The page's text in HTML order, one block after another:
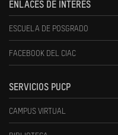
ENLACES DE INTERÉS
ESCUELA DE POSGRADO
FACEBOOK DEL CIAC
SERVICIOS PUCP
CAMPUS VIRTUAL